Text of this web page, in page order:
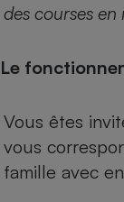
des courses en
Le
Vous êtes
vous
famille avec